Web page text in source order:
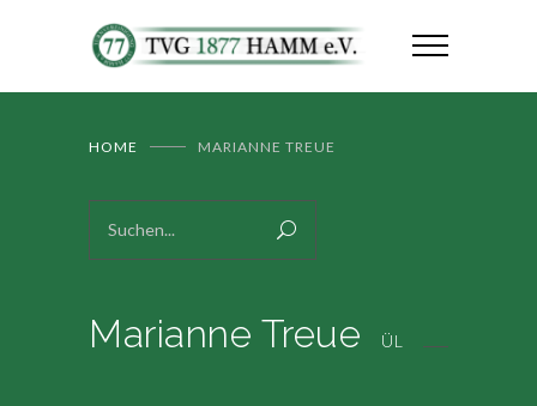
HOME MARIANNE TREUE
Marianne Treue ÜL